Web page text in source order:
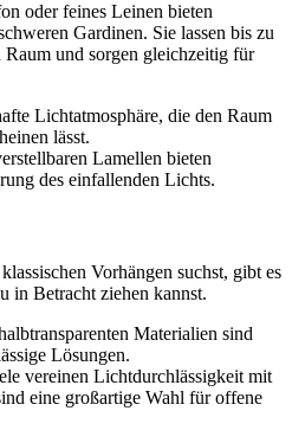
oder feines Leinen bieten
Gardinen. Sie lassen bis zu
und sorgen gleichzeitig für
Lichtatmosphäre, die den Raum
lässt.
Lamellen bieten
des einfallenden Lichts.
Vorhängen suchst, gibt es
in Betracht ziehen kannst.
Materialien sind
Lösungen.
vereinen Lichtdurchlässigkeit mit
eine großartige Wahl für offene